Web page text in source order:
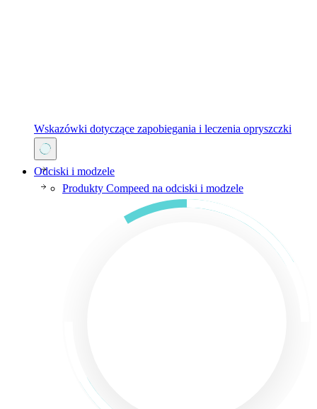
Wskazówki dotyczące zapobiegania i leczenia opryszczki
Odciski i modzele
Produkty Compeed na odciski i modzele